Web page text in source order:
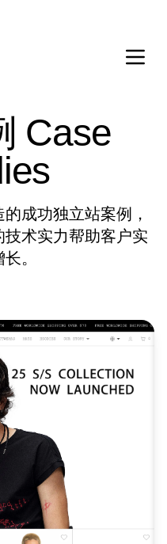
Case
成功独立站案例，
术实力帮助客户实
。